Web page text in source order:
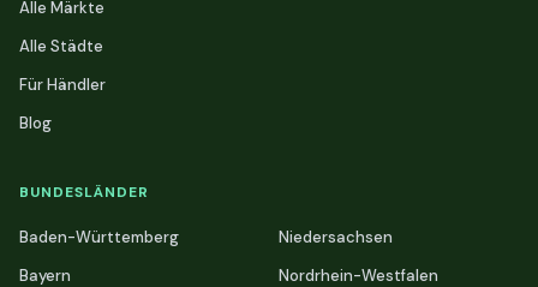
Alle Märkte
Alle Städte
Für Händler
Blog
BUNDESLÄNDER
Baden-Württemberg
Bayern
Niedersachsen
Nordrhein-Westfalen